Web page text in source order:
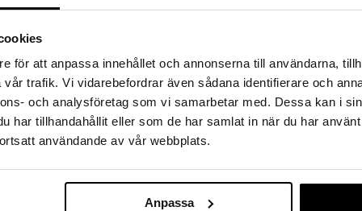
för att anpassa innehållet och annonserna till användarna,
trafik. Vi vidarebefordrar även sådana identifierare och
och analysföretag som vi samarbetar med. Dessa kan i
har tillhandahållit eller som de har samlat in när du har
användande av vår webbplats.
Anpassa
11251-6011
Necklace